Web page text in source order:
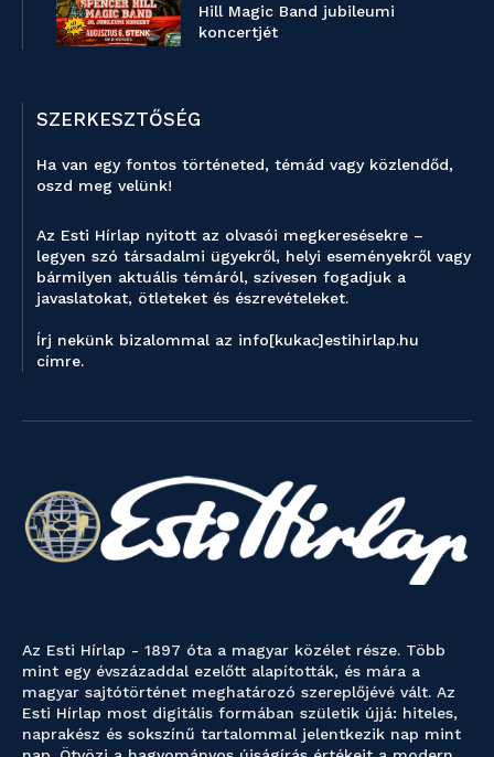
Hill Magic Band jubileumi
koncertjét
SZERKESZTŐSÉG
Ha van egy fontos történeted, témád vagy közlendőd,
oszd meg velünk!
Az Esti Hírlap nyitott az olvasói megkeresésekre –
legyen szó társadalmi ügyekről, helyi eseményekről vagy
bármilyen aktuális témáról, szívesen fogadjuk a
javaslatokat, ötleteket és észrevételeket.
Írj nekünk bizalommal az info[kukac]estihirlap.hu
címre.
Az Esti Hírlap - 1897 óta a magyar közélet része. Több
mint egy évszázaddal ezelőtt alapították, és mára a
magyar sajtótörténet meghatározó szereplőjévé vált. Az
Esti Hírlap most digitális formában születik újjá: hiteles,
naprakész és sokszínű tartalommal jelentkezik nap mint